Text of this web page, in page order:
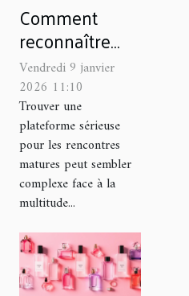
Comment
reconnaître
une plateforme
sérieuse pour
rencontres
matures ?
Vendredi 9 janvier
2026 11:10
Trouver une
plateforme sérieuse
pour les rencontres
matures peut sembler
complexe face à la
multitude...